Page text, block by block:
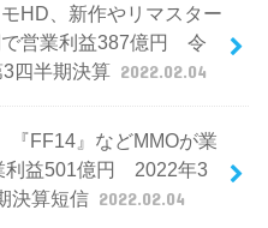
HD、新作やリマスター
で営業利益387億円 令
四半期決算 2022.02.04
『FF14』などMMOが業
利益501億円 2022年3
決算短信 2022.02.04